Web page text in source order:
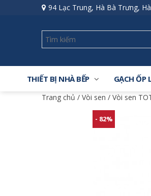
94 Lạc Trung, Hà Bà Trưng,
THIẾT BỊ NHÀ BẾP GẠCH ỐP
Trang chủ / Vòi sen / Vòi sen
- 82%